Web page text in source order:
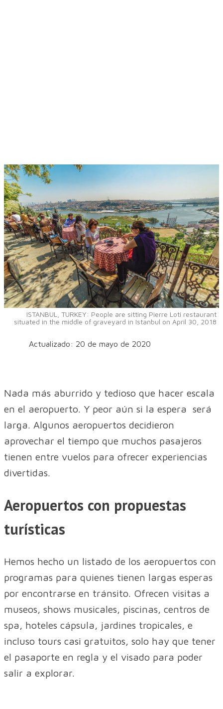
ISTANBUL, TURKEY: People are sitting Pierre Loti restaurant
situated in the middle of graveyard in Istanbul on April 30, 2018
Actualizado: 20 de mayo de 2020
Nada más aburrido y tedioso que hacer escala
en el aeropuerto. Y peor aún si la espera será
larga. Algunos aeropuertos decidieron
aprovechar el tiempo que muchos pasajeros
tienen entre vuelos para ofrecer experiencias
divertidas.
Aeropuertos con propuestas
turísticas
Hemos hecho un listado de los aeropuertos con
programas para quienes tienen largas esperas
por encontrarse en tránsito. Ofrecen visitas a
museos, shows musicales, piscinas, centros de
spa, hoteles cápsula, jardines tropicales, e
incluso tours casi gratuitos, solo hay que tener
el pasaporte en regla y el visado para poder
salir a explorar.